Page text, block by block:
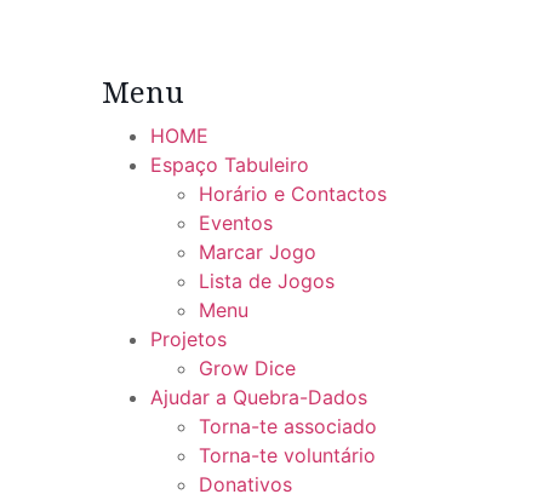
Menu
HOME
Espaço Tabuleiro
Horário e Contactos
Eventos
Marcar Jogo
Lista de Jogos
Menu
Projetos
Grow Dice
Ajudar a Quebra-Dados
Torna-te associado
Torna-te voluntário
Donativos